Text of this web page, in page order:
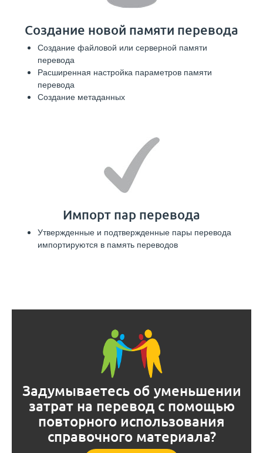
Создание новой памяти перевода
Создание файловой или серверной памяти
перевода
Расширенная настройка параметров памяти
перевода
Создание метаданных
Импорт пар перевода
Утвержденные и подтвержденные пары перевода
импортируются в память переводов
Задумываетесь об уменьшении
затрат на перевод с помощью
повторного использования
справочного материала?